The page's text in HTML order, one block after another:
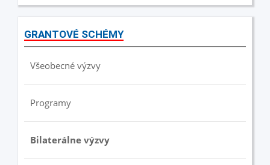
GRANTOVÉ SCHÉMY
Všeobecné výzvy
Programy
Bilaterálne výzvy